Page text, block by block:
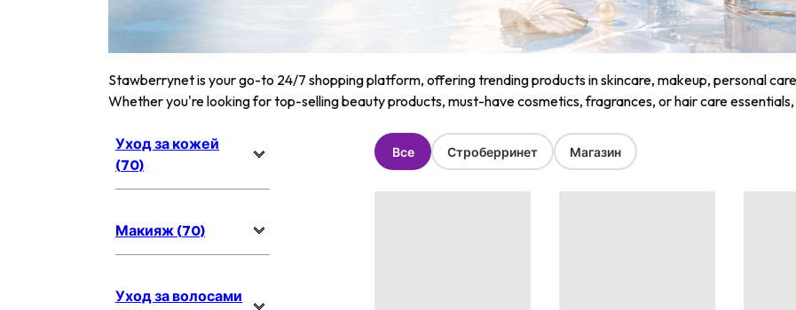
Stawberrynet is your go-to 24/7 shopping platform, offering trending products in skincare, makeup, personal
Whether you're looking for top-selling beauty products, must-have cosmetics, fragrances, or hair care
Уход за кожей
(70)
Макияж (70)
Уход за волосами
Все Строберринет Магазин